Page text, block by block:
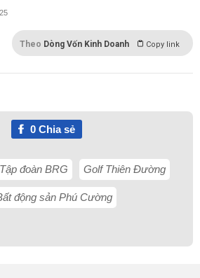
Theo Dòng Vốn Kinh Doanh Copy link
0Chia sẻ
Tập đoàn BRG Golf Thiên Đường
động sản Phú Cường